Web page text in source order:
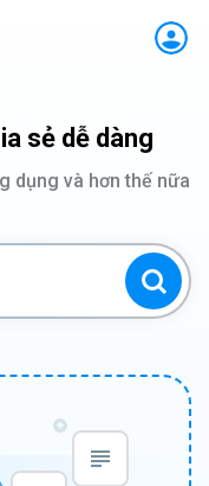
sẻ dễ dàng
dụng và hơn thế nữa